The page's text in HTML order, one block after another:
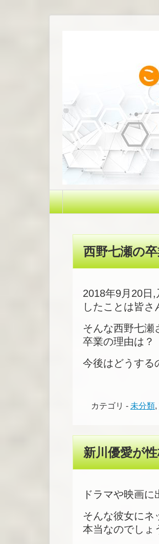
西野七瀬の
2018年9月20日,
したことは皆さ
そんな西野七瀬
卒業の理由は？
今後はどうする
カテゴリ - 未分類,
新川優愛が
ドラマや映画に
そんな彼女にネ
本当なのでしょ